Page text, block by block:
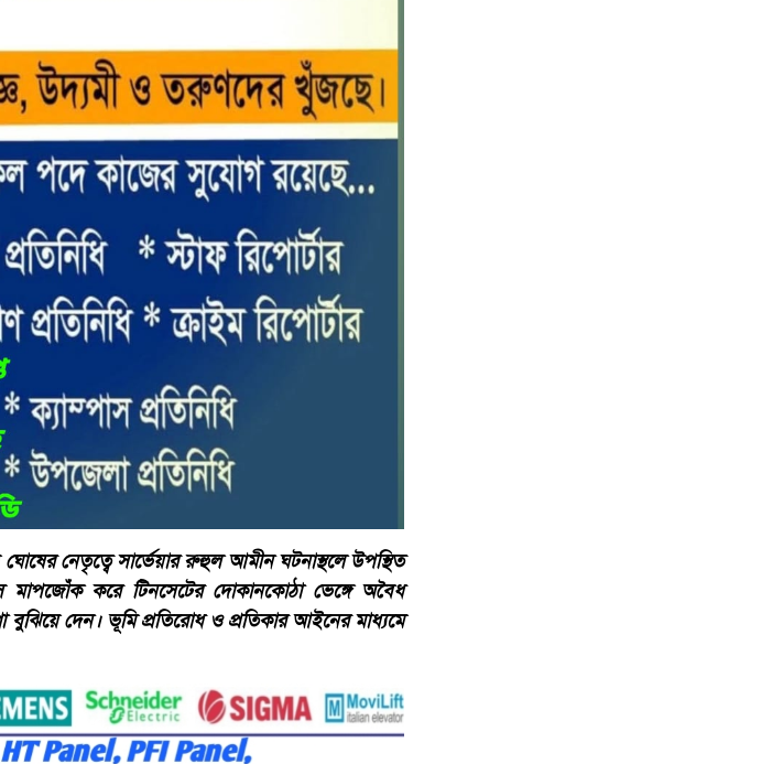
নেতৃত্বে সার্ভেয়ার রুহুল আমীন ঘটনাস্থলে উপস্থিত
করে টিনসেটের দোকানকোঠা ভেঙ্গে অবৈধ
দেন। ভূমি প্রতিরোধ ও প্রতিকার আইনের মাধ্যমে